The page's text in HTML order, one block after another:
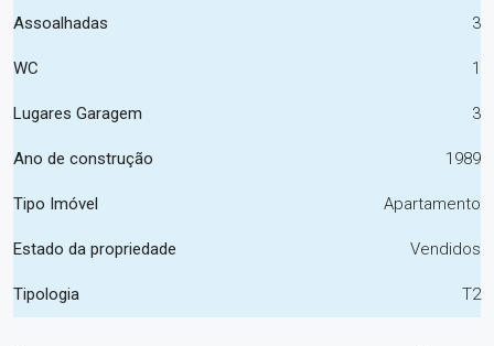
Assoalhadas 3
WC 1
Lugares Garagem 3
Ano de construção 1989
Tipo Imóvel Apartamento
Estado da propriedade Vendidos
Tipologia T2